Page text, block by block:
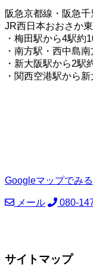
阪急京都線・阪急
JR西日本おおさか
・梅田駅から4駅約
・南方駅・西中島
・新大阪駅から2駅
・関西空港駅から
Googleマップでみる
メール 080-
サイトマップ